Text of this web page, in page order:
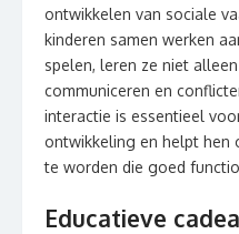
ontwikkelen van sociale
kinderen samen werken
spelen, leren ze niet
communiceren en
interactie is essentieel
ontwikkeling en helpt hen
te worden die goed
Educatieve